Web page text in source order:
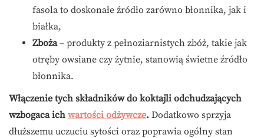
fasola to doskonałe źródło zarówno błonnika, jak i
białka,
Zboża– produkty z pełnoziarnistych zbóż, takie jak
otręby owsiane czy żytnie, stanowią świetne źródło
błonnika.
Włączenie tych składników do koktajli odchudzających
wzbogaca ich wartości odżywcze. Dodatkowo sprzyja
dłuższemu uczuciu sytości oraz poprawia ogólny stan